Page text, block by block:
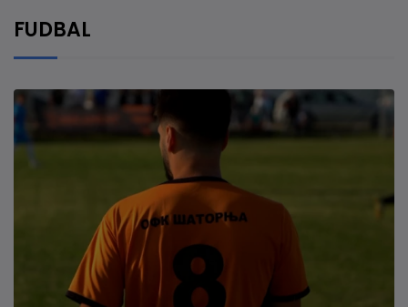
FUDBAL